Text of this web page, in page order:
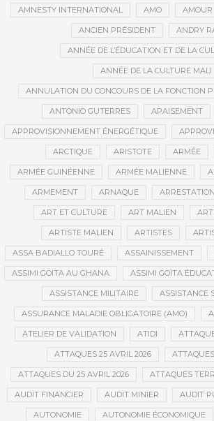
AMNESTY INTERNATIONAL AMO AMOUR
ANCIEN PRÉSIDENT ANDRY
ANNÉE DE L’ÉDUCATION ET DE LA
ANNÉE DE LA CULTURE MALI
ANNULATION DU CONCOURS DE LA FONCTION
ANTONIO GUTERRES APAISEMENT
APPROVISIONNEMENT ÉNERGÉTIQUE
ARCTIQUE ARISTOTE ARMÉE
ARMÉE GUINÉENNE ARMÉE MALIENNE
ARMEMENT ARNAQUE ARRESTATION
ART ET CULTURE ART MALIEN
ARTISTE MALIEN ARTISTES
ASSA BADIALLO TOURÉ ASSAINISSEMENT
ASSIMI GOITA AU GHANA ASSIMI GOÏTA
ASSISTANCE MILITAIRE ASSISTANCE
ASSURANCE MALADIE OBLIGATOIRE (AMO)
ATELIER DE VALIDATION ATIDI
ATTAQUES 25 AVRIL 2026
ATTAQUES DU 25 AVRIL 2026 ATTAQUES
AUDIT FINANCIER AUDIT MINIER AUDIT
AUTONOMIE AUTONOMIE ÉCONOMIQUE